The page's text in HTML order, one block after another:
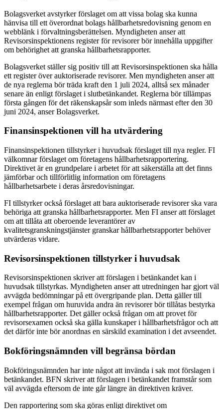
Bolagsverket avstyrker förslaget om att vissa bolag ska kunna
hänvisa till ett överordnat bolags hållbarhetsredovisning genom en
webblänk i förvaltningsberättelsen. Myndigheten anser att
Revisorsinspektionens register för revisorer bör innehålla uppgifter
om behörighet att granska hållbarhetsrapporter.
Bolagsverket ställer sig positiv till att Revisorsinspektionen ska hålla
ett register över auktoriserade revisorer. Men myndigheten anser att
de nya reglerna bör träda kraft den 1 juli 2024, alltså sex månader
senare än enligt förslaget i slutbetänkandet. Reglerna bör tillämpas
första gången för det räkenskapsår som inleds närmast efter den 30
juni 2024, anser Bolagsverket.
Finansinspektionen vill ha utvärdering
Finansinspektionen tillstyrker i huvudsak förslaget till nya regler. FI
välkomnar förslaget om företagens hållbarhetsrapportering.
Direktivet är en grundpelare i arbetet för att säkerställa att det finns
jämförbar och tillförlitlig information om företagens
hållbarhetsarbete i deras årsredovisningar.
FI tillstyrker också förslaget att bara auktoriserade revisorer ska vara
behöriga att granska hållbarhetsrapporter. Men FI anser att förslaget
om att tillåta att oberoende leverantörer av
kvalitetsgranskningstjänster granskar hållbarhetsrapporter behöver
utvärderas vidare.
Revisorsinspektionen tillstyrker i huvudsak
Revisorsinspektionen skriver att förslagen i betänkandet kan i
huvudsak tillstyrkas. Myndigheten anser att utredningen har gjort väl
avvägda bedömningar på ett övergripande plan. Detta gäller till
exempel frågan om huruvida andra än revisorer bör tillåtas bestyrka
hållbarhetsrapporter. Det gäller också frågan om att provet för
revisorsexamen också ska gälla kunskaper i hållbarhetsfrågor och att
det därför inte bör anordnas en särskild examination i det avseendet.
Bokföringsnämnden vill begränsa bördan
Bokföringsnämnden har inte något att invända i sak mot förslagen i
betänkandet. BFN skriver att förslagen i betänkandet framstår som
väl avvägda eftersom de inte går längre än direktiven kräver.
Den rapportering som ska göras enligt direktivet om